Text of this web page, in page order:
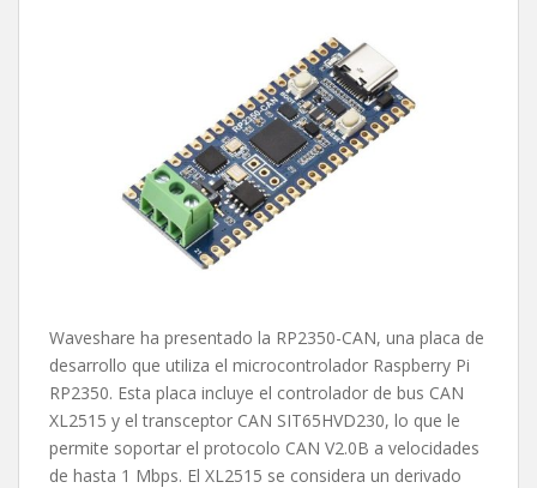
Waveshare ha presentado la RP2350-CAN, una placa de
desarrollo que utiliza el microcontrolador Raspberry Pi
RP2350. Esta placa incluye el controlador de bus CAN
XL2515 y el transceptor CAN SIT65HVD230, lo que le
permite soportar el protocolo CAN V2.0B a velocidades
de hasta 1 Mbps. El XL2515 se considera un derivado